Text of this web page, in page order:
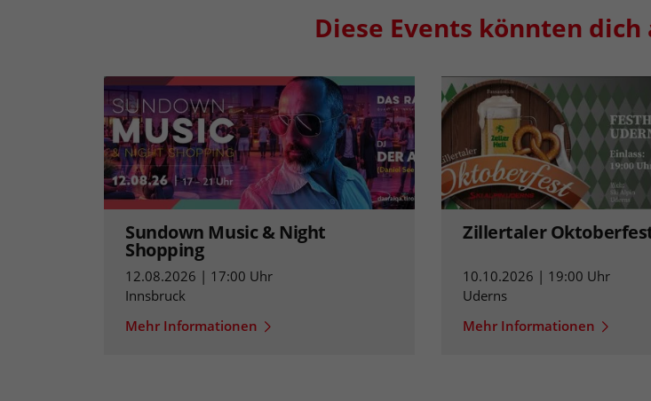
Diese Events könnten
Sundown Music & Night
Shopping
12.08.2026 | 17:00 Uhr
Innsbruck
Mehr Informationen
Zillertaler
10.10.2026 | 19:00 Uhr
Uderns
Mehr Informationen